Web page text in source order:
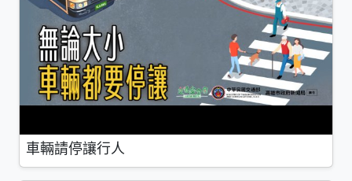
車輛請停讓行人